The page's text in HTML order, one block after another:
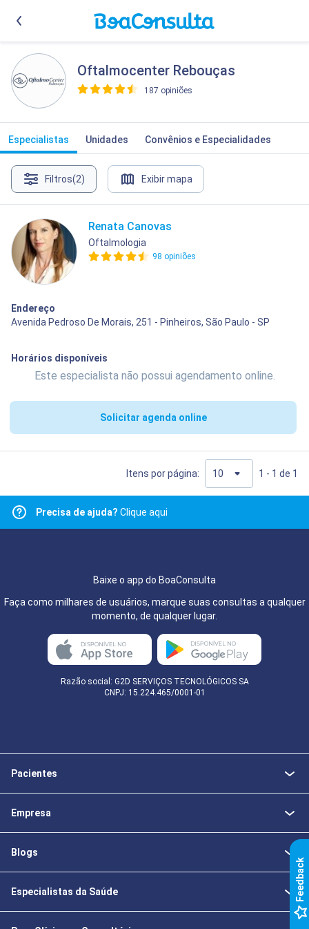
Oftalmocenter Rebouças
187 opiniões
Especialistas Unidades Convênios e Especialidades
Filtros(2) Exibir mapa
Renata Canovas
Oftalmologia
98 opiniões
Endereço
Avenida Pedroso De Morais, 251 - Pinheiros, São Paulo - SP
Horários disponíveis
Este especialista não possui agendamento online.
Solicitar agenda online
Itens por página: 1 - 1 de 1
Precisa de ajuda? Clique aqui
Baixe o app do BoaConsulta
Faça como milhares de usuários, marque suas consultas a qualquer
momento, de qualquer lugar.
Razão social: G2D SERVIÇOS TECNOLÓGICOS SA
CNPJ: 15.224.465/0001-01
Pacientes
Empresa
Blogs
Especialistas da Saúde k